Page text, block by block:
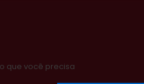
que você precisa